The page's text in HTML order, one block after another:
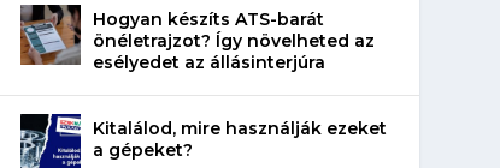
Hogyan készíts ATS-barát
önéletrajzot? Így növelheted az
esélyedet az állásinterjúra
Kitalálod, mire használják ezeket
a gépeket?